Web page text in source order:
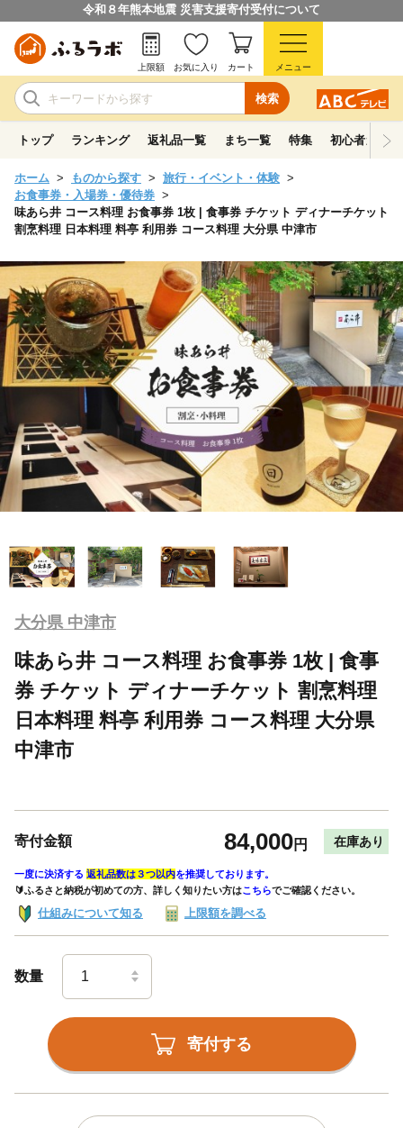
令和８年熊本地震 災害支援寄付受付について
検索
上限額 お気に入り カート メニュー
トップ ランキング 返礼品一覧 まち一覧 特集 初心者ガイド
ホーム ものから探す
旅行・イベント・体験
お食事券・入場券・優待券
味あら井 コース料理 お食事券 1枚 | 食事券 チケット ディナーチケット
割烹料理 日本料理 料亭 利用券 コース料理 大分県 中津市
大分県 中津市
味あら井 コース料理 お食事券 1枚 | 食事
券 チケット ディナーチケット 割烹料理
日本料理 料亭 利用券 コース料理 大分県
中津市
寄付金額 84,000円 在庫あり
一度に決済する 返礼品数は３つ以内を推奨しております。
🔰ふるさと納税が初めての方、詳しく知りたい方はこちらでご確認ください。
仕組みについて知る 上限額を調べる
数量
寄付する